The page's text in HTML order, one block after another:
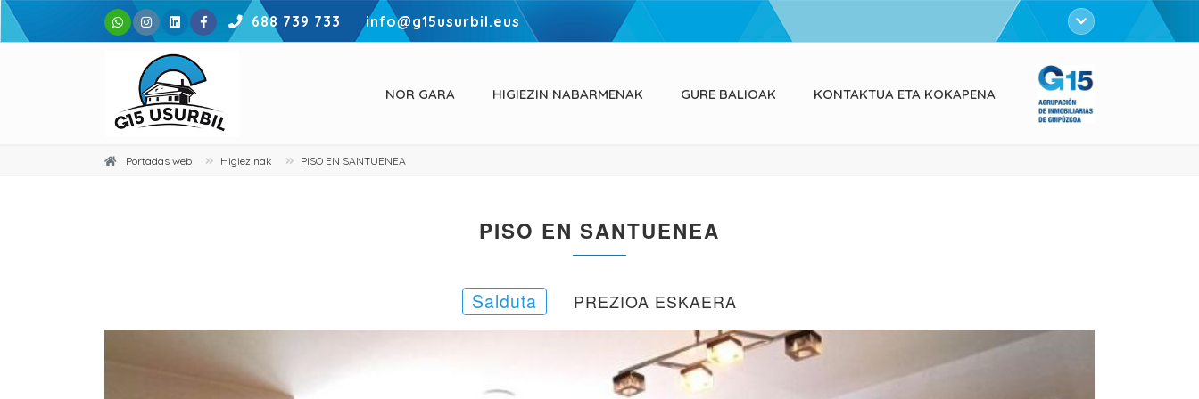
688 739 733 info@g15usurbil.eus
NOR GARA HIGIEZIN NABARMENAK GURE BALIOAK KONTAKTUA ETA KOKAPENA
Portadas web Higiezinak PISO EN SANTUENEA
PISO EN SANTUENEA
Salduta PREZIOA ESKAERA